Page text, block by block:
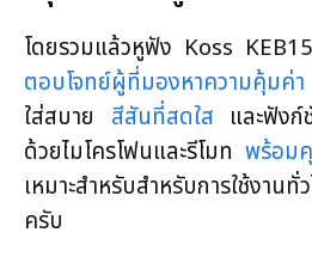
โดยรวมแล้วหูฟัง Koss
ตอบโจทย์ผู้ที่มองหาความคุ้มค่า
ใส่สบาย สีสันที่สดใส และฟังก์
ด้วยไมโครโฟนและรีโมท พร้อม
เหมาะสำหรับสำหรับการใช้งานทั่
ครับ